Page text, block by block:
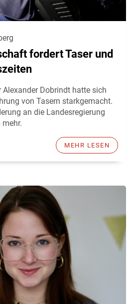
fordert Taser und
Dobrindt hatte sich
von Tasern starkgemacht.
an die Landesregierung
MEHR LESEN